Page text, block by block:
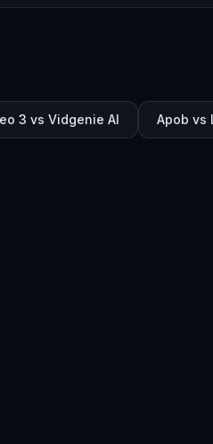
3 vs Vidgenie AI Apob vs